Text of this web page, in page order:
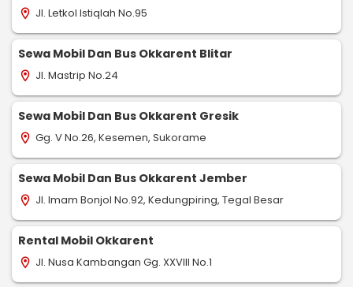
location_on Jl. Letkol Istiqlah No.95
Sewa Mobil Dan Bus Okkarent Blitar
location_on Jl. Mastrip No.24
Sewa Mobil Dan Bus Okkarent Gresik
location_on Gg. V No.26, Kesemen, Sukorame
Sewa Mobil Dan Bus Okkarent Jember
location_on Jl. Imam Bonjol No.92, Kedungpiring, Tegal Besar
Rental Mobil Okkarent
location_on Jl. Nusa Kambangan Gg. XXVIII No.1